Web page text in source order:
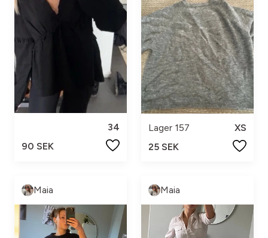
34
90 SEK
Lager 157
XS
25 SEK
Maia Maia